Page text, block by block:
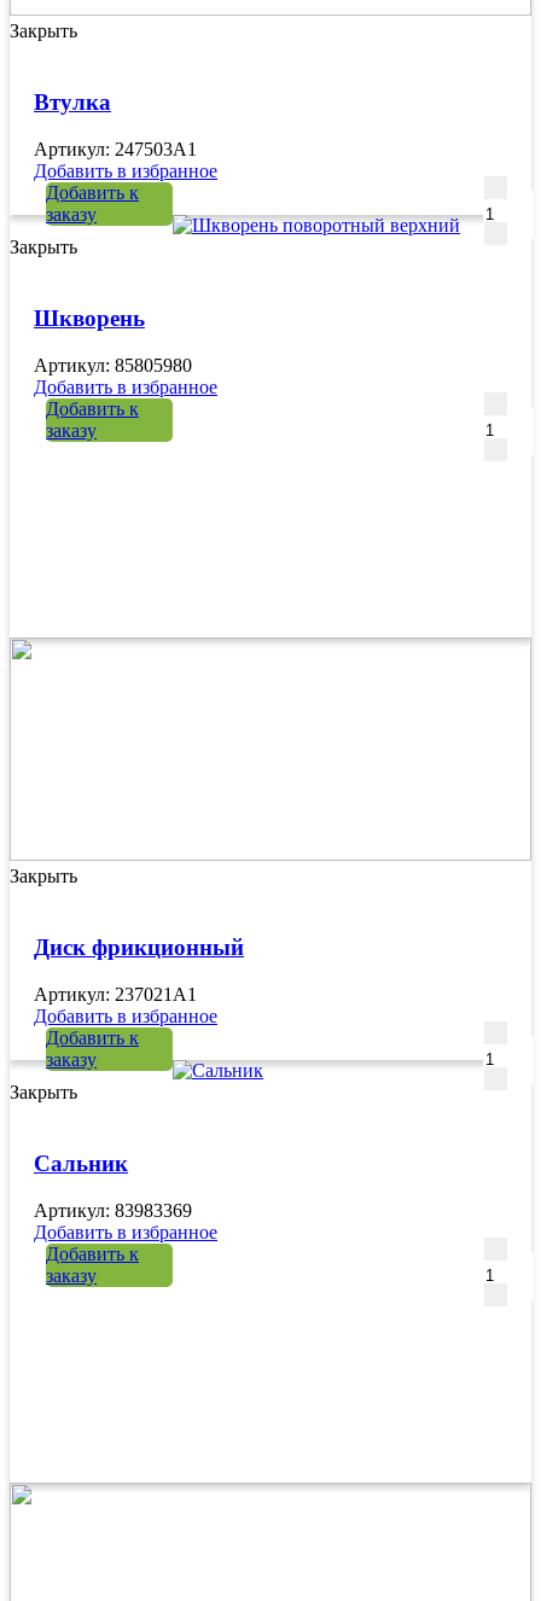
Закрыть
Втулка
Артикул: 247503A1
Добавить в избранное
Добавить к
заказу
Закрыть
Шкворень
Артикул: 85805980
Добавить в избранное
Добавить к
заказу
Закрыть
Диск фрикционный
Артикул: 237021A1
Добавить в избранное
Добавить к
заказу
Закрыть
Сальник
Артикул: 83983369
Добавить в избранное
Добавить к
заказу